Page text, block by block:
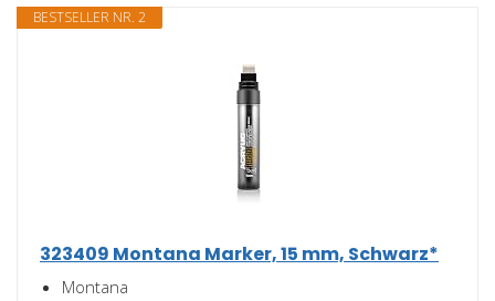
BESTSELLER NR. 2
323409 Montana Marker, 15 mm, Schwarz*
Montana